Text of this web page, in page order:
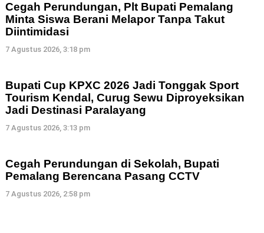
Cegah Perundungan, Plt Bupati Pemalang
Minta Siswa Berani Melapor Tanpa Takut
Diintimidasi
7 Agustus 2026, 3:18 pm
Bupati Cup KPXC 2026 Jadi Tonggak Sport
Tourism Kendal, Curug Sewu Diproyeksikan
Jadi Destinasi Paralayang
7 Agustus 2026, 3:13 pm
Cegah Perundungan di Sekolah, Bupati
Pemalang Berencana Pasang CCTV
7 Agustus 2026, 2:58 pm